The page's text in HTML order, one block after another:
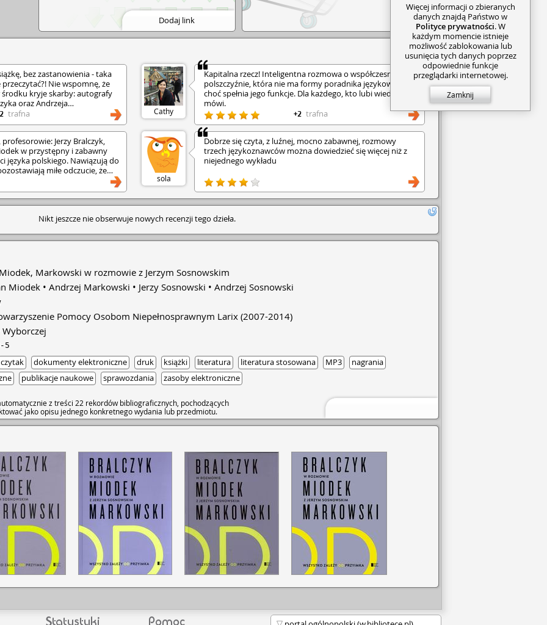
Dodaj link
bez zastanowienia - taka
Nie wspomnę, że
środku kryje skarby: autografy
oraz Andrzeja
do dumy, ale oczywiście
wspaniałego, długiego
do zadowolenia. To książka
polski, są wrażliwe na
szczególną uwagę na to,
w języku polskim. Myślę
nic takiego w naszym języku
poprawność, powinni
bowiem tak lekko. Mam
o języku ojczystym.
naszego języka, nie
błędów. • Poza tym
być może nawet tajemnic
sekrety użytkowania języka
i piękna. • Nie należy jednak
w który przed chwilą
prosta, lekka jak piórko
językoznawców o
na błędy jakie popełniamy,
przymrużeniem oka, aby nie
jak przed egzaminem. Język
do ciągłego jego
wręcz woła: nie bój się
się na jego ścieżki, które
trafna Cathy
Kapitalna rzecz! Inteligentna rozmowa o współczesnej
polszczyźnie, która nie ma formy poradnika językowego,
choć spełnia jego funkcje. Dla każdego, kto lubi wiedzieć, co
mówi.
+2 trafna
Jerzy Bralczyk,
w przystępny i zabawny
języka polskiego. Nawiązują do
miłe odczucie, że
sola
Dobrze się czyta, z luźnej, mocno zabawnej, rozmowy
trzech językoznawców można dowiedzieć się więcej niż z
niejednego wykładu
Nikt jeszcze nie obserwuje nowych recenzji tego dzieła.
Markowski w rozmowie z Jerzym Sosnowskim
Miodek Andrzej Markowski Jerzy Sosnowski Andrzej Sosnowski
Pomocy Osobom Niepełnosprawnym Larix (2007-2014)
5
czytak dokumenty elektroniczne druk książki literatura literatura stosowana MP3
nagrania
publikacje naukowe sprawozdania zasoby elektroniczne
z treści 22 rekordów bibliograficznych, pochodzących
jako opisu jednego konkretnego wydania lub przedmiotu.
Więcej informacji o zbieranych
danych znajdą Państwo w
Polityce prywatności. W
każdym momencie istnieje
możliwość zablokowania lub
usunięcia tych danych poprzez
odpowiednie funkcje
przeglądarki internetowej.
Zamknij